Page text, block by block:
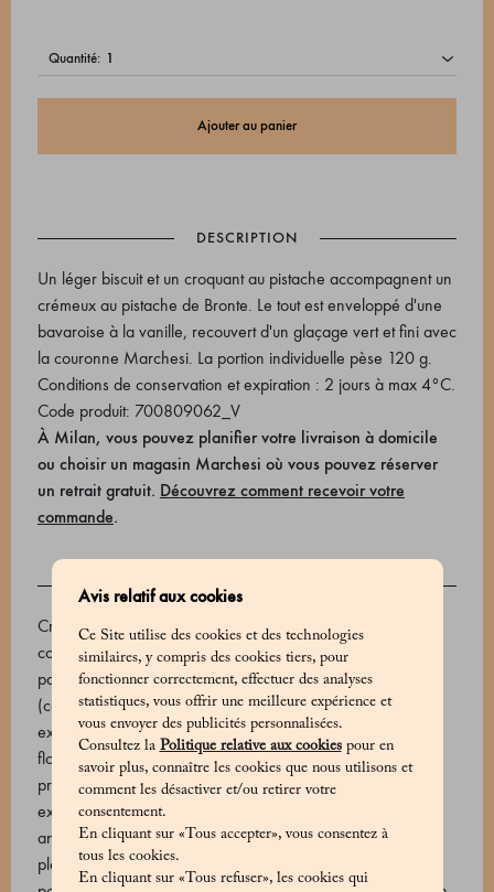
Avis relatif aux cookies
Ce Site utilise des cookies et des technologies
similaires, y compris des cookies tiers, pour
fonctionner correctement, effectuer des analyses
statistiques, vous offrir une meilleure expérience et
vous envoyer des publicités personnalisées.
Consultez la Politique relative aux cookiespour en
savoir plus, connaître les cookies que nous utilisons et
comment les désactiver et/ou retirer votre
consentement.
En cliquant sur «Tous accepter», vous consentez à
tous les cookies.
En cliquant sur «Tous refuser», les cookies qui
quantité:
Ajouter au panier
DESCRIPTION
Un léger biscuit et un croquant au pistache accompagnent un
crémeux au pistache de Bronte. Le tout est enveloppé d'une
bavaroise à la vanille, recouvert d'un glaçage vert et fini avec
la couronne Marchesi. La portion individuelle pèse 120 g.
Conditions de conservation et expiration : 2 jours à max 4°C.
Code produit: 700809062_V
À Milan, vous pouvez planifier votre livraison à domicile
ou choisir un magasin Marchesi où vous pouvez réserver
un retrait gratuit. Découvrez comment recevoir votre
commande.
INGRÈDIENTS
Cream, sugar, milk, pasteurized egg yolk, almond paste for
covering (sugar, almonds, glucose syrup, E202), pistachio
paste, almond paste (peeled almond), white chocolate 33%
(cocoa butter, whole milk powder, sugar, natural vanilla
extract, emulsifier: soy lecithin), crumbled biscuits (wheat
flour, sugar, vegetable fat (rapeseed, sunflower) in variable
proportions, anhydrous milk fat, milk sugar, milk, salt, malt
extract, raising agent E500ii, emulsifier: sunflower lecithin,
antioxidant: E306), water, pasteurized egg white, white
plastic chocolate (white chocolate (sugar, cocoa butter,